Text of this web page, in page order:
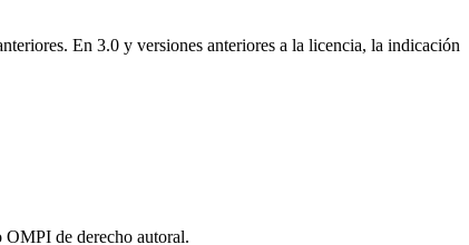
En 3.0 y versiones anteriores a la licencia, la indicación
de derecho autoral.